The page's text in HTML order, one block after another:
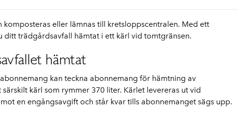
komposteras eller lämnas till kretsloppscentralen. Med ett
ditt trädgårdsavfall hämtat i ett kärl vid tomtgränsen.
hämtat
kan teckna abonnemang för hämtning av
kärl som rymmer 370 liter. Kärlet levereras ut vid
en engångsavgift och står kvar tills abonnemanget sägs upp.